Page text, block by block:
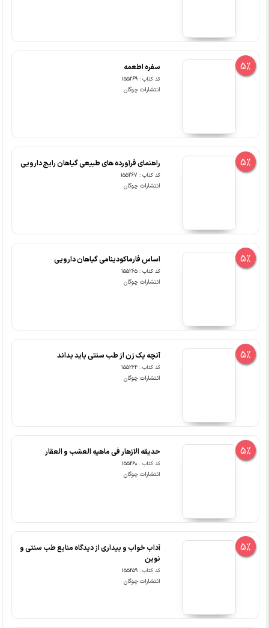
5% سفره اطعمه
کد کتاب : 155269
انتشارات چوگان
5% راهنمای فرآورده های طبیعی گیاهان رایج دارویی
کد کتاب : 155267
انتشارات چوگان
5% اساس فارماکودینامی گیاهان دارویی
کد کتاب : 155265
انتشارات چوگان
5% آنچه یک زن از طب سنتی باید بداند
کد کتاب : 155264
انتشارات چوگان
5% حدیقه الازهار فی ماهیه العشب و العقار
کد کتاب : 155260
انتشارات چوگان
5%
آداب خواب و بیداری از دیدگاه منابع طب سنتی و
نوین
کد کتاب : 155259
انتشارات چوگان